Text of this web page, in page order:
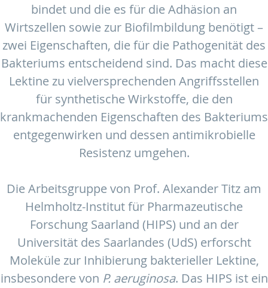
bindet und die es für die Adhäsion an
Wirtszellen sowie zur Biofilmbildung benötigt –
zwei Eigenschaften, die für die Pathogenität des
Bakteriums entscheidend sind. Das macht diese
Lektine zu vielversprechenden Angriffsstellen
für synthetische Wirkstoffe, die den
krankmachenden Eigenschaften des Bakteriums
entgegenwirken und dessen antimikrobielle
Resistenz umgehen.
Die Arbeitsgruppe von Prof. Alexander Titz am
Helmholtz-Institut für Pharmazeutische
Forschung Saarland (HIPS) und an der
Universität des Saarlandes (UdS) erforscht
Moleküle zur Inhibierung bakterieller Lektine,
insbesondere von P. aeruginosa. Das HIPS ist ein